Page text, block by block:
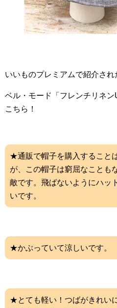
いいものプレミアムで紹介され
ベル・モード「フレンチリネ
こちら！
★通販で帽子を購入すること
が、この帽子は窮屈なことも
敵です。飛ばないようにハッ
いです。
★かぶっていて涼しいです。
★とても軽い！つばがきれい